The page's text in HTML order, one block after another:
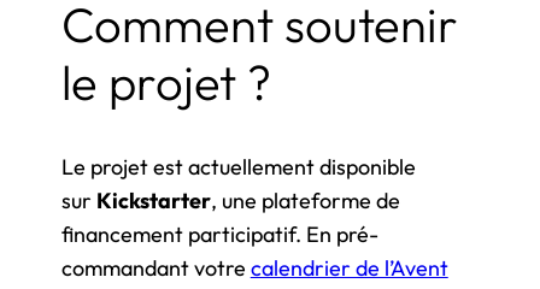
Comment soutenir
le projet ?
Le projet est actuellement disponible
sur Kickstarter, une plateforme de
financement participatif. En pré-
commandant votre calendrier de l’Avent